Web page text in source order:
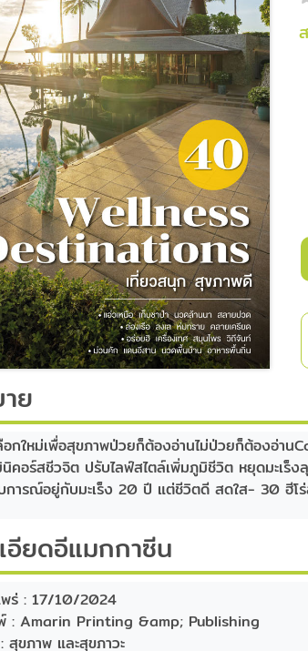
ย
อกใหม่เพื่อสุขภาพป่วยก็ต้องอ่านไม่ป่วยก็ต้องอ่าน
คอร์สชีวจิต ปรับไลฟ์สไตล์เพิ่มภูมิชีวิต หยุดมะเร็ง
ารณ์อยู่กับมะเร็ง 20 ปี แต่ชีวิตดี สดใส- 30 ฮีโร่
อียดอีแมกกาซีน
ร่ :17/10/2024
:Amarin Printing &amp; Publishing
สุขภาพ และสุขภาวะ